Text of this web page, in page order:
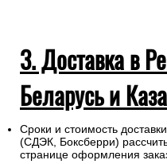
3. Доставка в
Беларусь и
Сроки и стоимость
(СДЭК, Боксберри)
странице оформления